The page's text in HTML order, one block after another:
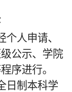
人申请、
公示、学院
序进行。
日制本科学